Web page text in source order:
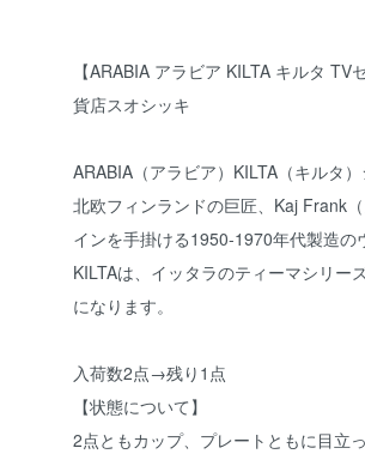
【ARABIA アラビア KILTA キルタ
貨店スオシッキ
ARABIA（アラビア）KILTA（キルタ）
北欧フィンランドの巨匠、Kaj Frank
インを手掛ける1950-1970年代製造の
KILTAは、イッタラのティーマシリー
になります。
入荷数2点→残り1点
【状態について】
2点ともカップ、プレートともに目立